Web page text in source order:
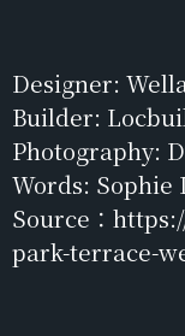
Designer:
Builder:
Photography:
Words: Sophie
Source：
park-terrace-